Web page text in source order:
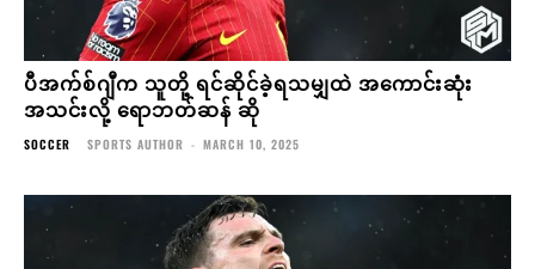
ပီအက်စ်ဂျီက သူတို့ ရင်ဆိုင်ခဲ့ရသမျှထဲ အကောင်းဆုံး
အသင်းလို့ ရောဘတ်ဆန် ဆို
SOCCER SPORTS AUTHOR - MARCH 10, 2025